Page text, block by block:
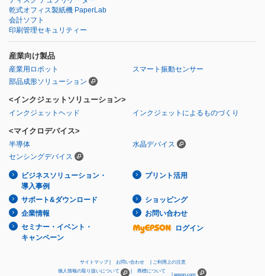
乾式オフィス製紙機 PaperLab
会計ソフト
印刷管理セキュリティー
産業向け製品
産業用ロボット
スマート振動センサー
部品成形ソリューション
<インクジェットソリューション>
インクジェットヘッド インクジェットによるものづくり
<マイクロデバイス>
半導体
水晶デバイス
センシングデバイス
ビジネスソリューション・
導入事例
プリント活用
サポート&ダウンロード
ショッピング
企業情報
お問い合わせ
セミナー・イベント・
キャンペーン
ログイン
サイトマップ お問い合わせ
ご利用上の注意
個人情報の取り扱いについて
商標について
epson.com